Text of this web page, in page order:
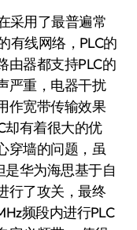
采用了最普遍常
有线网络，PLC的
由器都支持PLC的
严重，电器干扰
作宽带传输效果
却有着很大的优
穿墙的问题，虽
是华为海思基于自
行了攻关，最终
频段内进行PLC